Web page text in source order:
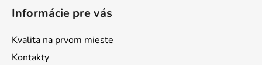
Informácie pre vás
Kvalita na prvom mieste
Kontakty